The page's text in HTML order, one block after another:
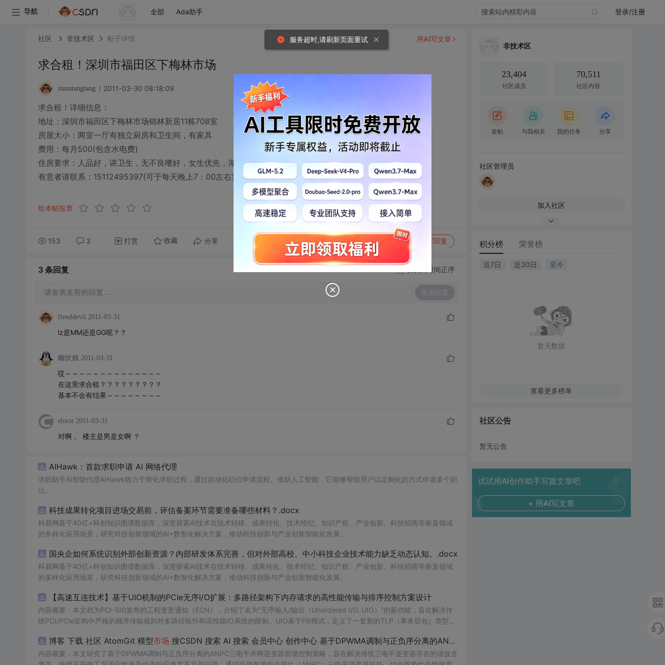
导航 全部 Ada助手 登录/注册
社区 非技术区 帖子详情
求合租！深圳市福田区下梅林市场
xuxutangtang 2011-03-30 08:18:09
求合租！详细信息：
地址：深圳市福田区下梅林市场锦林新居11栋708室
房屋大小：两室一厅有独立厨房和卫生间，有家具
费用：每月500(包含水电费)
住房要求：人品好，讲卫生，无不良嗜好，女生优先，湖北人优先，20-30岁者优先。
有意者请联系：15112495397(可于每天晚上7：00左右实地考察)
给本帖投票
153 3 打赏 收藏 分享 转发到动态 举报 写回复
用AI写文章
3 条回复 切换为时间正序
请发表友善的回复… 发表回复
fienddevil 2011-03-31
lz是MM还是GG呢？？
幽饮烛 2011-03-31
哎～～～～～～～～～～～～～～
在这里求合租？？？？？？？？？
基本不会有结果～～～～～～～～
sforat 2011-03-31
对啊 。 楼主是男是女啊 ？
AIHawk：首款求职申请 AI 网络代理
求职助手AI智能代理AIHawk致力于简化求职过程，通过自动化职位申请流程。借助人工智能，它能够帮助用户以定制化的方式申请多个职
位。
科技成果转化项目进场交易前，评估备案环节需要准备哪些材料？.docx
科易网基于40亿+科创知识图谱数据库，深度探索AI技术在技术转移、成果转化、技术经纪、知识产权、产业创新、科技招商等垂直领域
的多样化应用场景，研究科技创新领域的AI+数智化解决方案，推动科技创新与产业创新智能化发展。
国央企如何系统识别外部创新资源？内部研发体系完善，但对外部高校、中小科技企业技术能力缺乏动态认知。.docx
科易网基于40亿+科创知识图谱数据库，深度探索AI技术在技术转移、成果转化、技术经纪、知识产权、产业创新、科技招商等垂直领域
的多样化应用场景，研究科技创新领域的AI+数智化解决方案，推动科技创新与产业创新智能化发展。
【高速互连技术】基于UIO机制的PCIe无序I/O扩展：多路径架构下内存请求的高性能传输与排序控制方案设计
内容概要：本文档为PCI-SIG发布的工程变更通知（ECN），介绍了名为“无序输入/输出（Unordered I/O, UIO）”的新功能，旨在解决传
统PCI/PCIe架构中严格的顺序传输规则对多路径拓扑和高性能IO系统的限制。UIO基于Flit模式，定义了一套新的TLP（事务层包）类型和
O
博客 下载 社区 AtomGit 模型市场 搜CSDN 搜索 AI 搜索 会员中心 创作中心 基于DPWMA调制与正负序分离的ANPC三电平并网逆变器前馈控制策略研究（Simulink仿真实现）
内容概要：本文研究了基于DPWMA调制与正负序分离的ANPC三电平并网逆变器前馈控制策略，旨在解决传统三电平逆变器存在的谐波含
非技术区
23,404
社区成员
70,511
社区内容
发帖 与我相关 我的任务 分享
社区管理员
加入社区
积分榜 荣誉榜
近7日 近30日 至今
暂无数据
查看更多榜单
社区公告
暂无公告
试试用AI创作助手写篇文章吧
+ 用AI写文章
服务超时,请刷新页面重试